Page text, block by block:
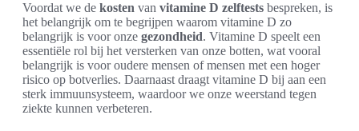
Voordat we de kosten van vitamine D zelftests bespreken, is
het belangrijk om te begrijpen waarom vitamine D zo
belangrijk is voor onze gezondheid. Vitamine D speelt een
essentiële rol bij het versterken van onze botten, wat vooral
belangrijk is voor oudere mensen of mensen met een hoger
risico op botverlies. Daarnaast draagt vitamine D bij aan een
sterk immuunsysteem, waardoor we onze weerstand tegen
ziekte kunnen verbeteren.